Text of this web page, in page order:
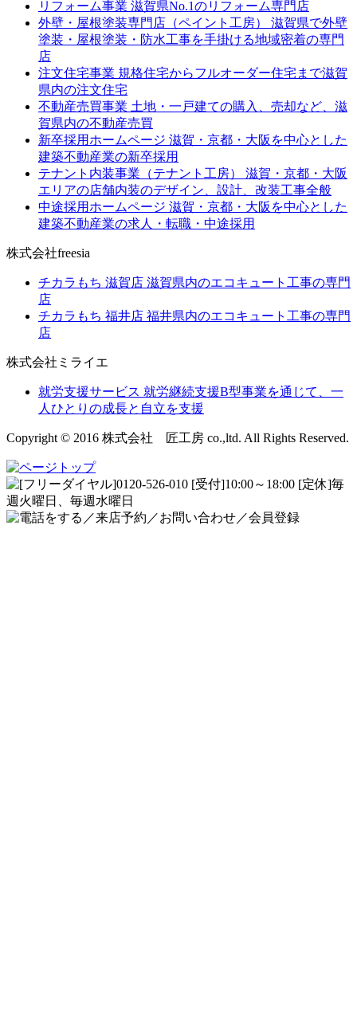
リフォーム事業 滋賀県No.1のリフォーム専門店
外壁・屋根塗装専門店（ペイント工房）
滋賀県で外壁
塗装・屋根塗装・防水工事を手掛ける地域密着の専門
店
注文住宅事業 規格住宅からフルオーダー住宅まで滋賀
県内の注文住宅
不動産売買事業 土地・一戸建ての購入、売却など、滋
賀県内の不動産売買
新卒採用ホームページ 滋賀・京都・大阪を中心とした
建築不動産業の新卒採用
テナント内装事業（テナント工房）
滋賀・京都・大阪
エリアの店舗内装のデザイン、設計、改装工事全般
中途採用ホームページ 滋賀・京都・大阪を中心とした
建築不動産業の求人・転職・中途採用
株式会社freesia
チカラもち 滋賀店 滋賀県内のエコキュート工事の専門
店
チカラもち 福井店 福井県内のエコキュート工事の専門
店
株式会社ミライエ
就労支援サービス 就労継続支援B型事業を通じて、一
人ひとりの成長と自立を支援
Copyright © 2016 株式会社 匠工房 co.,ltd. All Rights Reserved.